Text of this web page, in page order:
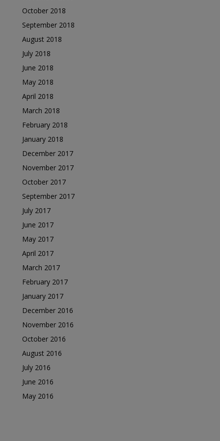
October 2018
September 2018
August 2018
July 2018
June 2018
May 2018
April 2018
March 2018
February 2018
January 2018
December 2017
November 2017
October 2017
September 2017
July 2017
June 2017
May 2017
April 2017
March 2017
February 2017
January 2017
December 2016
November 2016
October 2016
August 2016
July 2016
June 2016
May 2016